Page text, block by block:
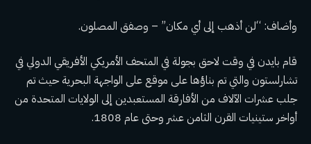
وأضاف: “لن أذهب إلى أي مكان” – وصفق المصلون.
قام بايدن في وقت لاحق بجولة في المتحف الأمريكي الأفريقي الدولي في
تشارلستون والتي تم بناؤها على موقع على الواجهة البحرية حيث تم
جلب عشرات الآلاف من الأفارقة المستعبدين إلى الولايات المتحدة من
أواخر ستينيات القرن الثامن عشر وحتى عام 1808.